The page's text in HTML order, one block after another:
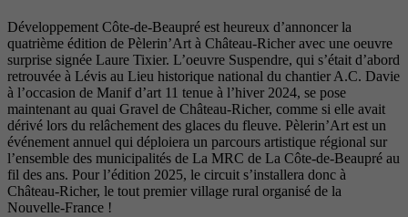
Développement Côte-de-Beaupré est heureux d’annoncer la
quatrième édition de Pèlerin’Art à Château-Richer avec une oeuvre
surprise signée Laure Tixier. L’oeuvre Suspendre, qui s’était d’abord
retrouvée à Lévis au Lieu historique national du chantier A.C. Davie
à l’occasion de Manif d’art 11 tenue à l’hiver 2024, se pose
maintenant au quai Gravel de Château-Richer, comme si elle avait
dérivé lors du relâchement des glaces du fleuve. Pèlerin’Art est un
événement annuel qui déploiera un parcours artistique régional sur
l’ensemble des municipalités de La MRC de La Côte-de-Beaupré au
fil des ans. Pour l’édition 2025, le circuit s’installera donc à
Château-Richer, le tout premier village rural organisé de la
Nouvelle-France !